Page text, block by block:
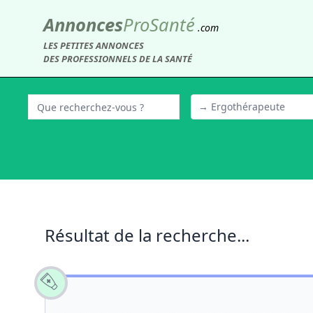
AnnoncesProSanté .com
LES PETITES ANNONCES
DES PROFESSIONNELS DE LA SANTÉ
→ Ergothérapeute
Résultat de la recherche...